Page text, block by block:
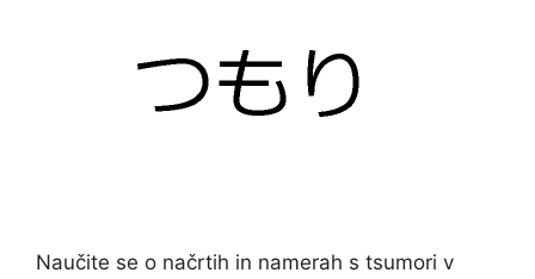
Naučite se o načrtih in namerah s tsumori v